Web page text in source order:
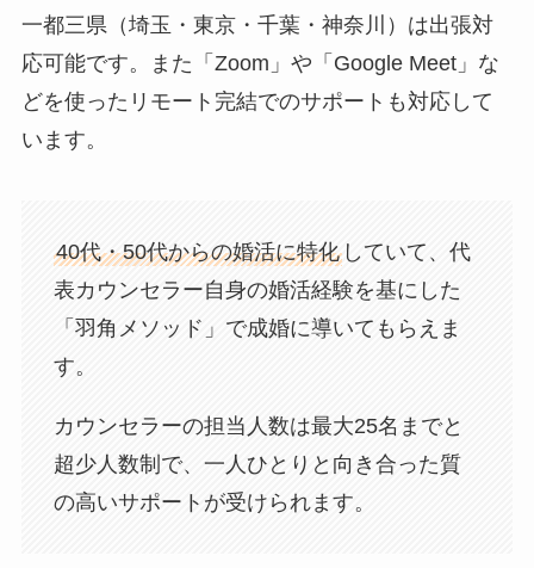
一都三県（埼玉・東京・千葉・神奈川）は出張対
応可能です。また「Zoom」や「Google Meet」な
どを使ったリモート完結でのサポートも対応して
います。
40代・50代からの婚活に特化していて、代
表カウンセラー自身の婚活経験を基にした
「羽角メソッド」で成婚に導いてもらえま
す。
カウンセラーの担当人数は最大25名までと
超少人数制で、一人ひとりと向き合った質
の高いサポートが受けられます。